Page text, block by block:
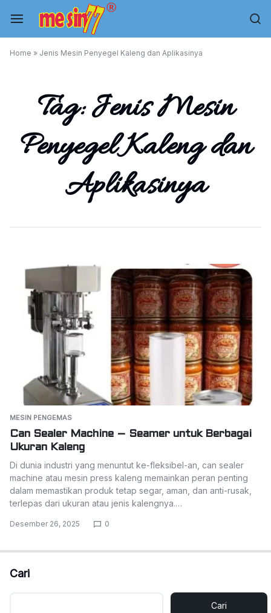
content
Mesin
Mesin
Filling,
Mesin
Plastik,
Home » Jenis Mesin Penyegel Kaleng dan Aplikasinya
Tag:Jenis Mesin
Penyegel Kaleng dan
Aplikasinya
MESIN PENGEMAS
Can Sealer Machine – Seamer untuk Berbagai
Ukuran Kaleng
Di dunia industri yang menuntut ke-fleksibel-an, can sealer
machine atau mesin press kaleng memainkan peran penting
dalam memastikan produk tetap segar, aman, dan anti-rusak,
terlepas dari ukuran atau jenis kalengnya.…
Desember 26, 2025 0
Cari
Cari